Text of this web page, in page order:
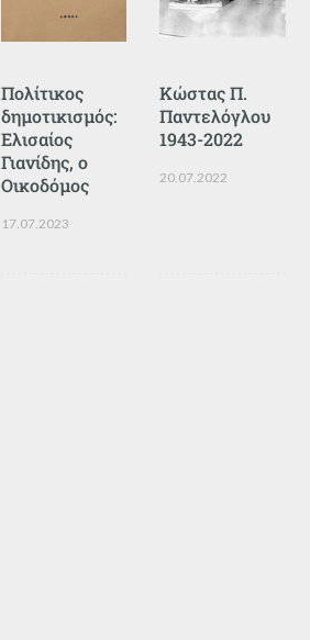
Πολίτικος
δημοτικισμός:
Ελισαίος
Γιανίδης, ο
Οικοδόμος
17.07.2023
Κώστας Π.
Παντελόγλου
1943-2022
20.07.2022